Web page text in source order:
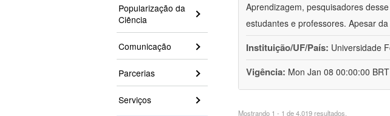
Popularização da
Ciência
Comunicação
Parcerias
Serviços
Aprendizagem, pesquisadores
estudantes e professores. Apesar
Instituição/UF/País: Universidade
Vigência: Mon Jan 08 00:00:00
Mostrando 1 - 1 de 4.019 resultados.